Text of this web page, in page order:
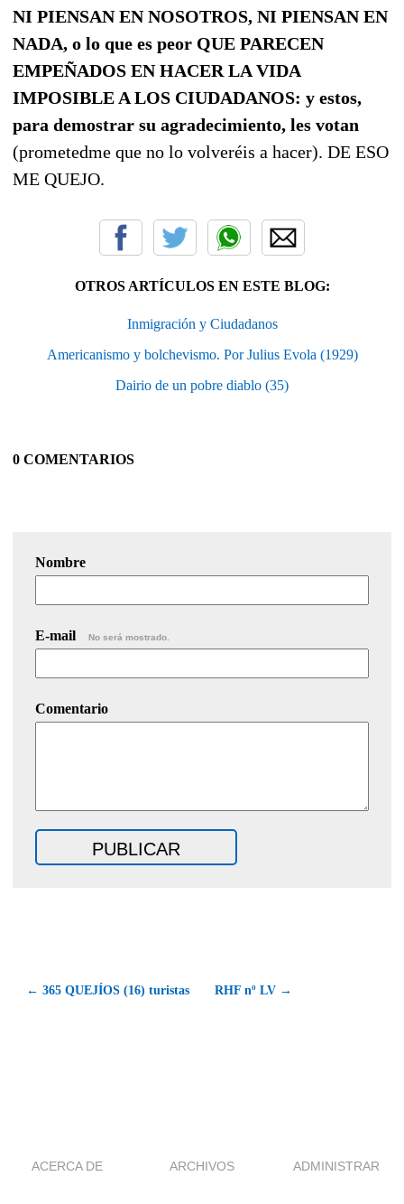
NI PIENSAN EN NOSOTROS, NI PIENSAN EN
NADA, o lo que es peor QUE PARECEN
EMPEÑADOS EN HACER LA VIDA
IMPOSIBLE A LOS CIUDADANOS: y estos,
para demostrar su agradecimiento, les votan
(prometedme que no lo volveréis a hacer). DE ESO
ME QUEJO.
OTROS ARTÍCULOS EN ESTE BLOG:
Inmigración y Ciudadanos
Americanismo y bolchevismo. Por Julius Evola (1929)
Dairio de un pobre diablo (35)
0 COMENTARIOS
Nombre
E-mail No será mostrado.
Comentario
← 365 QUEJÍOS (16) turistas RHF nº LV →
ACERCA DE ARCHIVOS ADMINISTRAR